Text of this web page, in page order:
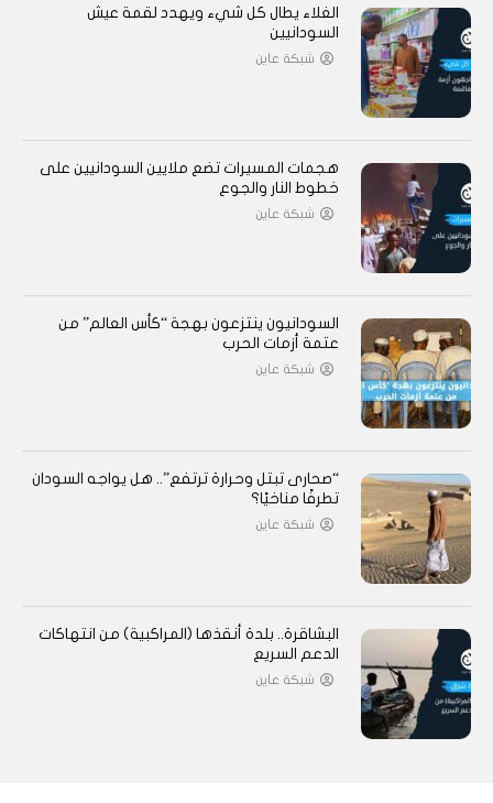
الغلاء يطال كل شيء ويهدد لقمة عيش
السودانيين
شبكة عاين
هجمات المسيرات تضع ملايين السودانيين على
خطوط النار والجوع
شبكة عاين
السودانيون ينتزعون بهجة “كأس العالم” من
عتمة أزمات الحرب
شبكة عاين
“صحارى تبتل وحرارة ترتفع”.. هل يواجه السودان
تطرفًا مناخيًا؟
شبكة عاين
البشاقرة.. بلدة أنقذها (المراكبية) من انتهاكات
الدعم السريع
شبكة عاين